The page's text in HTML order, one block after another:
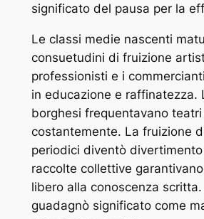
significato del pausa per la
Le classi medie nascenti
consuetudini di fruizione
professionisti e i
in educazione e raffinatezza.
borghesi frequentavano
costantemente. La fruizione
periodici diventò
raccolte collettive
libero alla conoscenza
guadagnò significato come